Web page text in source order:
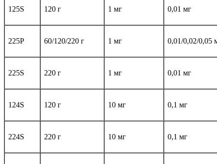
125S 120 г 1 мг 0,01 мг
225P 60/120/220 г 1 мг 0,01/0,02/0,05
225S 220 г 1 мг 0,01 мг
124S 120 г 10 мг 0,1 мг
224S 220 г 10 мг 0,1 мг